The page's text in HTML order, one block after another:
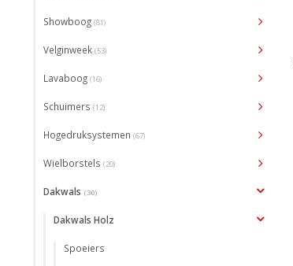
Showboog (81)
Velginweek (53)
Lavaboog (16)
Schuimers (12)
Hogedruksystemen (67)
Wielborstels (20)
Dakwals (30)
Dakwals Holz
Spoeiers